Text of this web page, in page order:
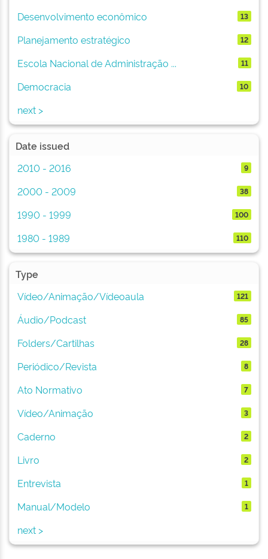
Desenvolvimento econômico 13
Planejamento estratégico 12
Escola Nacional de Administração ... 11
Democracia 10
next >
Date issued
2010 - 2016
9
2000 - 2009 38
1990 - 1999 100
1980 - 1989 110
Type
Vídeo/Animação/Vídeoaula
121
Áudio/Podcast 85
Folders/Cartilhas 28
Periódico/Revista 8
Ato Normativo 7
Vídeo/Animação 3
Caderno 2
Livro 2
Entrevista 1
Manual/Modelo 1
next >